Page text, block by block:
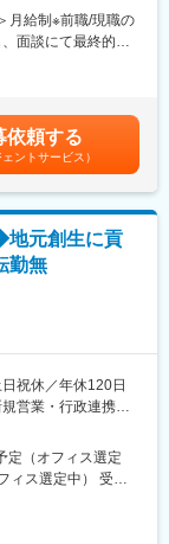
がある方
件定義から設計ま
登壇などを通じ、
チームの編成を計
ト構築 等
発（タイムマネジ
→ テックリード
取り、スムーズに
月給制※前職/現職の
面談にて最終的な
でも目安の金額で
。月給(月額)は固定
依頼する
ェントサービス）
地元創生に貢
勤無
祝休／年休120日
営業・行政連携・
チングサービスを
ングサービスとし
定（オフィス選定
ィス選定中） 受動
細2＞本社住所：沖
内全面禁煙